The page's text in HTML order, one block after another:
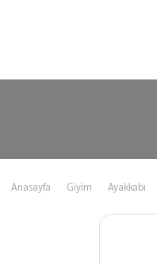
Anasayfa Giyim Ayakkabı